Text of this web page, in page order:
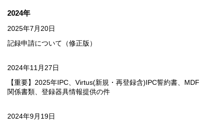
2024年
2025年7月20日
記録申請について（修正版）
2024年11月27日
【重要】2025年IPC、Virtus(新規・再登録含)IPC誓約書、MDF
関係書類、登録器具情報提供の件
2024年9月19日